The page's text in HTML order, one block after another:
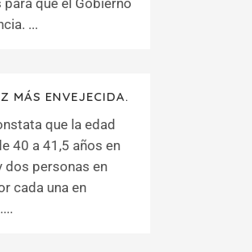
que el Gobierno
...
MÁS ENVEJECIDA.
que la edad
40 a 41,5 años en
dos personas en
cada una en